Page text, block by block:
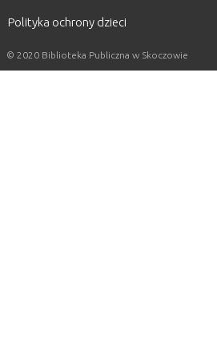
Polityka ochrony dzieci
© 2020 Biblioteka Publiczna w Skoczowie